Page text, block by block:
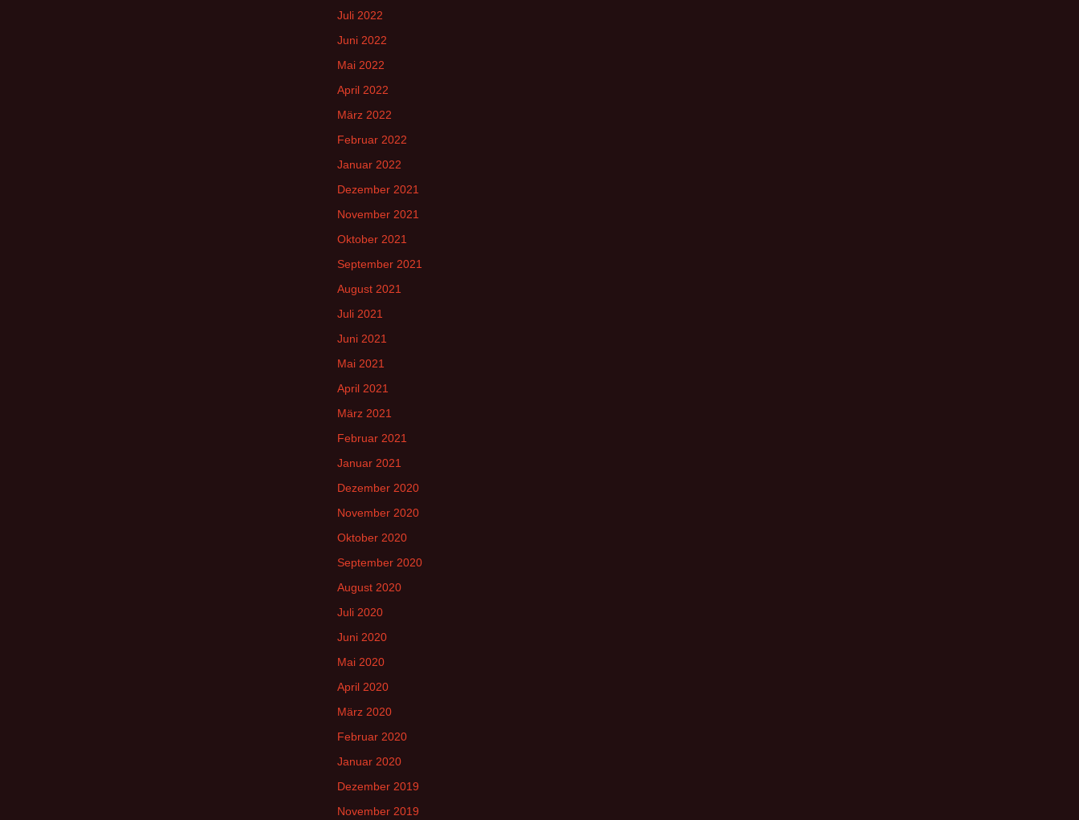
Juli 2022
Juni 2022
Mai 2022
April 2022
März 2022
Februar 2022
Januar 2022
Dezember 2021
November 2021
Oktober 2021
September 2021
August 2021
Juli 2021
Juni 2021
Mai 2021
April 2021
März 2021
Februar 2021
Januar 2021
Dezember 2020
November 2020
Oktober 2020
September 2020
August 2020
Juli 2020
Juni 2020
Mai 2020
April 2020
März 2020
Februar 2020
Januar 2020
Dezember 2019
November 2019